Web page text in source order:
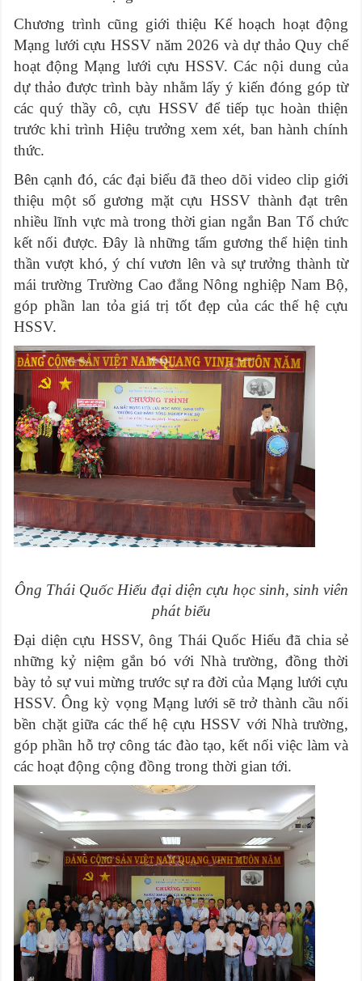
Chương trình cũng giới thiệu Kế hoạch hoạt động
Mạng lưới cựu HSSV năm 2026 và dự thảo Quy chế
hoạt động Mạng lưới cựu HSSV. Các nội dung của
dự thảo được trình bày nhằm lấy ý kiến đóng góp từ
các quý thầy cô, cựu HSSV để tiếp tục hoàn thiện
trước khi trình Hiệu trưởng xem xét, ban hành chính
thức.
Bên cạnh đó, các đại biểu đã theo dõi video clip giới
thiệu một số gương mặt cựu HSSV thành đạt trên
nhiều lĩnh vực mà trong thời gian ngắn Ban Tổ chức
kết nối được. Đây là những tấm gương thể hiện tinh
thần vượt khó, ý chí vươn lên và sự trưởng thành từ
mái trường Trường Cao đẳng Nông nghiệp Nam Bộ,
góp phần lan tỏa giá trị tốt đẹp của các thế hệ cựu
HSSV.
Ông Thái Quốc Hiếu đại diện cựu học sinh, sinh viên
phát biểu
Đại diện cựu HSSV, ông Thái Quốc Hiếu đã chia sẻ
những kỷ niệm gắn bó với Nhà trường, đồng thời
bày tỏ sự vui mừng trước sự ra đời của Mạng lưới cựu
HSSV. Ông kỳ vọng Mạng lưới sẽ trở thành cầu nối
bền chặt giữa các thế hệ cựu HSSV với Nhà trường,
góp phần hỗ trợ công tác đào tạo, kết nối việc làm và
các hoạt động cộng đồng trong thời gian tới.